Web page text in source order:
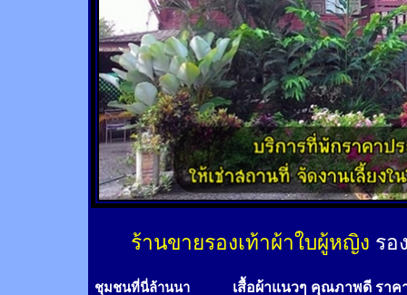
ร้านขายรองเท้าผ้าใบผู้หญิง รอ
ชุมชนที่นี่ล้านนา เสื้อผ้าแนวๆ คุณภาพดี ราค